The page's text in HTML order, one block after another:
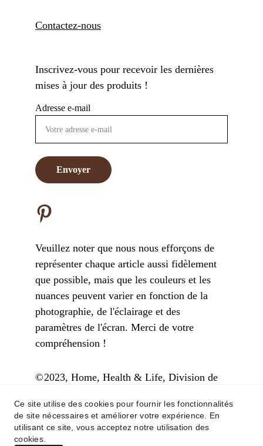
Inscrivez-vous pour recevoir les dernières
mises à jour des produits !
Adresse e-mail
Envoyer
Contactez-nous
Veuillez noter que nous nous efforçons de
représenter chaque article aussi fidèlement
que possible, mais que les couleurs et les
nuances peuvent varier en fonction de la
photographie, de l'éclairage et des
paramètres de l'écran. Merci de votre
compréhension !
©2023, Home, Health & Life, Division de
powered by hostinger.com
home-health-life.com
Ce site utilise des cookies pour fournir les fonctionnalités
de site nécessaires et améliorer votre expérience. En
utilisant ce site, vous acceptez notre utilisation des
cookies.